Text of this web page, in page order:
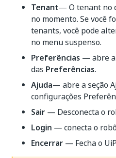
Tenant— O tenant no
no momento. Se você
tenants, você pode
no menu suspenso.
Preferências — abre a
das Preferências.
Ajuda— abre a seção
configurações
Sair — Desconecta o
Login — conecta o
Encerrar — Fecha o